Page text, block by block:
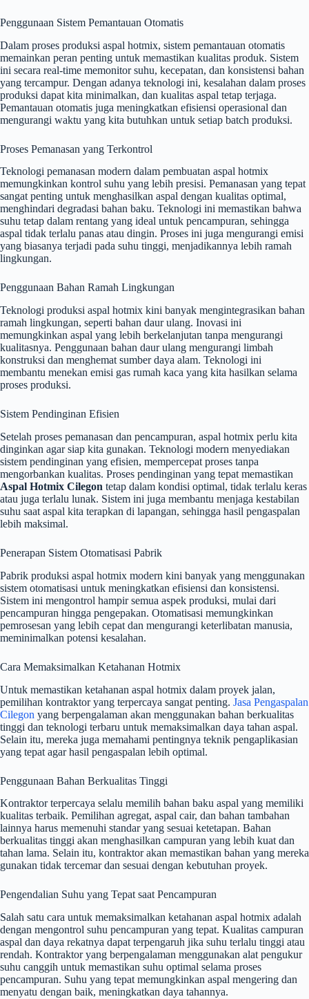
Penggunaan Sistem Pemantauan Otomatis
Dalam proses produksi aspal hotmix, sistem pemantauan otomatis
memainkan peran penting untuk memastikan kualitas produk. Sistem
ini secara real-time memonitor suhu, kecepatan, dan konsistensi bahan
yang tercampur. Dengan adanya teknologi ini, kesalahan dalam proses
produksi dapat kita minimalkan, dan kualitas aspal tetap terjaga.
Pemantauan otomatis juga meningkatkan efisiensi operasional dan
mengurangi waktu yang kita butuhkan untuk setiap batch produksi.
Proses Pemanasan yang Terkontrol
Teknologi pemanasan modern dalam pembuatan aspal hotmix
memungkinkan kontrol suhu yang lebih presisi. Pemanasan yang tepat
sangat penting untuk menghasilkan aspal dengan kualitas optimal,
menghindari degradasi bahan baku. Teknologi ini memastikan bahwa
suhu tetap dalam rentang yang ideal untuk pencampuran, sehingga
aspal tidak terlalu panas atau dingin. Proses ini juga mengurangi emisi
yang biasanya terjadi pada suhu tinggi, menjadikannya lebih ramah
lingkungan.
Penggunaan Bahan Ramah Lingkungan
Teknologi produksi aspal hotmix kini banyak mengintegrasikan bahan
ramah lingkungan, seperti bahan daur ulang. Inovasi ini
memungkinkan aspal yang lebih berkelanjutan tanpa mengurangi
kualitasnya. Penggunaan bahan daur ulang mengurangi limbah
konstruksi dan menghemat sumber daya alam. Teknologi ini
membantu menekan emisi gas rumah kaca yang kita hasilkan selama
proses produksi.
Sistem Pendinginan Efisien
Setelah proses pemanasan dan pencampuran, aspal hotmix perlu kita
dinginkan agar siap kita gunakan. Teknologi modern menyediakan
sistem pendinginan yang efisien, mempercepat proses tanpa
mengorbankan kualitas. Proses pendinginan yang tepat memastikan
Aspal Hotmix Cilegon tetap dalam kondisi optimal, tidak terlalu keras
atau juga terlalu lunak. Sistem ini juga membantu menjaga kestabilan
suhu saat aspal kita terapkan di lapangan, sehingga hasil pengaspalan
lebih maksimal.
Penerapan Sistem Otomatisasi Pabrik
Pabrik produksi aspal hotmix modern kini banyak yang menggunakan
sistem otomatisasi untuk meningkatkan efisiensi dan konsistensi.
Sistem ini mengontrol hampir semua aspek produksi, mulai dari
pencampuran hingga pengepakan. Otomatisasi memungkinkan
pemrosesan yang lebih cepat dan mengurangi keterlibatan manusia,
meminimalkan potensi kesalahan.
Cara Memaksimalkan Ketahanan Hotmix
Untuk memastikan ketahanan aspal hotmix dalam proyek jalan,
pemilihan kontraktor yang terpercaya sangat penting. Jasa Pengaspalan
Cilegon yang berpengalaman akan menggunakan bahan berkualitas
tinggi dan teknologi terbaru untuk memaksimalkan daya tahan aspal.
Selain itu, mereka juga memahami pentingnya teknik pengaplikasian
yang tepat agar hasil pengaspalan lebih optimal.
Penggunaan Bahan Berkualitas Tinggi
Kontraktor terpercaya selalu memilih bahan baku aspal yang memiliki
kualitas terbaik. Pemilihan agregat, aspal cair, dan bahan tambahan
lainnya harus memenuhi standar yang sesuai ketetapan. Bahan
berkualitas tinggi akan menghasilkan campuran yang lebih kuat dan
tahan lama. Selain itu, kontraktor akan memastikan bahan yang mereka
gunakan tidak tercemar dan sesuai dengan kebutuhan proyek.
Pengendalian Suhu yang Tepat saat Pencampuran
Salah satu cara untuk memaksimalkan ketahanan aspal hotmix adalah
dengan mengontrol suhu pencampuran yang tepat. Kualitas campuran
aspal dan daya rekatnya dapat terpengaruh jika suhu terlalu tinggi atau
rendah. Kontraktor yang berpengalaman menggunakan alat pengukur
suhu canggih untuk memastikan suhu optimal selama proses
pencampuran. Suhu yang tepat memungkinkan aspal mengering dan
menyatu dengan baik, meningkatkan daya tahannya.